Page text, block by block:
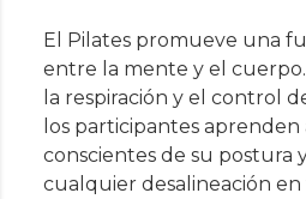
El Pilates promueve una
entre la mente y el
la respiración y el control
los participantes aprenden
conscientes de su postura
cualquier desalineación en